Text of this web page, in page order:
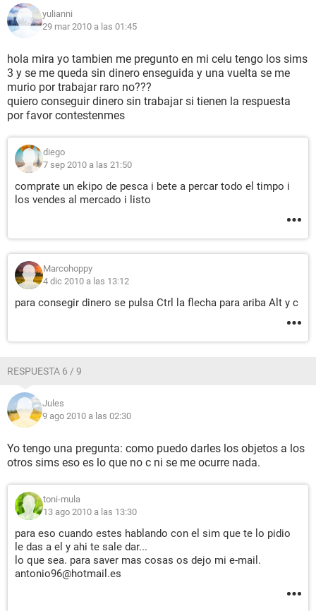
yulianni
29 mar 2010 a las 01:45
hola mira yo tambien me pregunto en mi celu tengo los sims
3 y se me queda sin dinero enseguida y una vuelta se me
murio por trabajar raro no???
quiero conseguir dinero sin trabajar si tienen la respuesta
por favor contestenmes
diego
7 sep 2010 a las 21:50
comprate un ekipo de pesca i bete a percar todo el timpo i
los vendes al mercado i listo
Marcohoppy
4 dic 2010 a las 13:12
para consegir dinero se pulsa Ctrl la flecha para ariba Alt y c
RESPUESTA 6 / 9
Jules
9 ago 2010 a las 02:30
Yo tengo una pregunta: como puedo darles los objetos a los
otros sims eso es lo que no c ni se me ocurre nada.
toni-mula
13 ago 2010 a las 13:30
para eso cuando estes hablando con el sim que te lo pidio
le das a el y ahi te sale dar...
lo que sea. para saver mas cosas os dejo mi e-mail.
antonio96@hotmail.es